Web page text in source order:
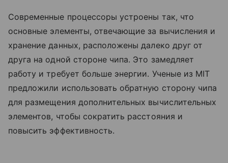
Современные процессоры устроены так, что
основные элементы, отвечающие за вычисления и
хранение данных, расположены далеко друг от
друга на одной стороне чипа. Это замедляет
работу и требует больше энергии. Ученые из MIT
предложили использовать обратную сторону чипа
для размещения дополнительных вычислительных
элементов, чтобы сократить расстояния и
повысить эффективность.